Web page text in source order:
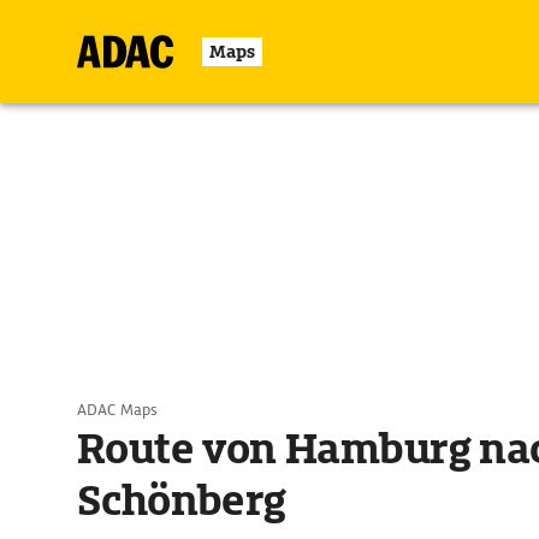
Maps
ADAC Maps
Route von Hamburg
Schönberg